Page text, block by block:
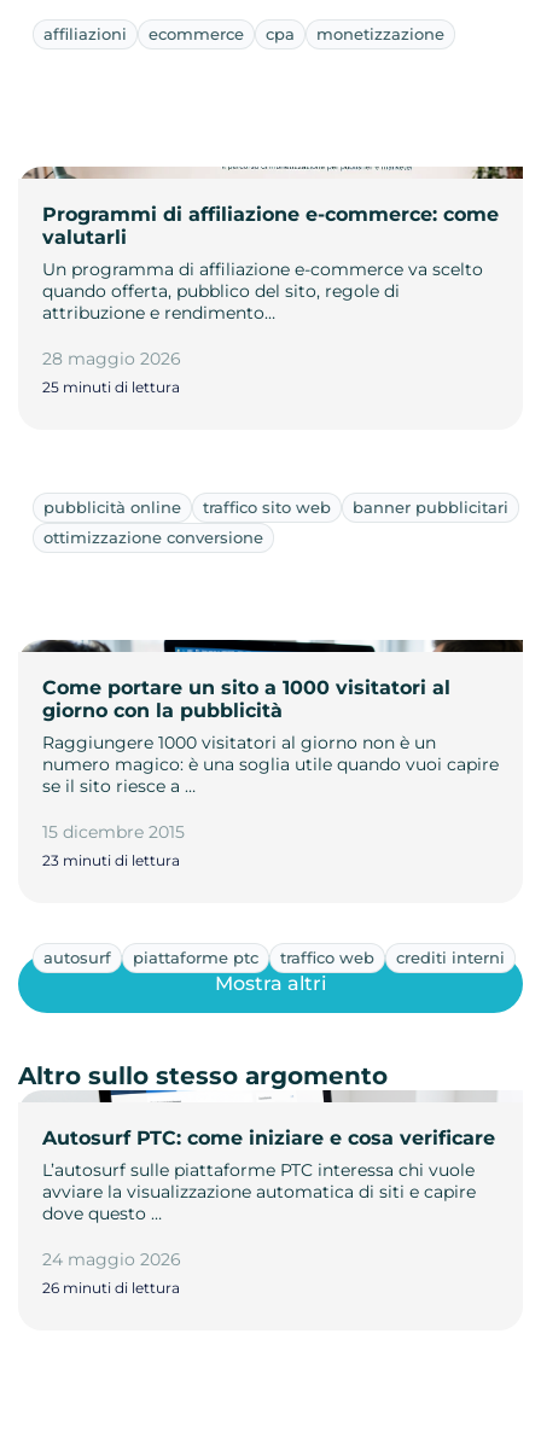
affiliazioni ecommerce cpa monetizzazione
Programmi di affiliazione e-commerce: come
valutarli
Un programma di affiliazione e-commerce va scelto
quando offerta, pubblico del sito, regole di
attribuzione e rendimento…
28 maggio 2026
25 minuti di lettura
pubblicità online traffico sito web
banner pubblicitari
ottimizzazione conversione
Come portare un sito a 1000 visitatori al
giorno con la pubblicità
Raggiungere 1000 visitatori al giorno non è un
numero magico: è una soglia utile quando vuoi capire
se il sito riesce a …
15 dicembre 2015
23 minuti di lettura
autosurf piattaforme ptc traffico web crediti interni
Autosurf PTC: come iniziare e cosa verificare
L’autosurf sulle piattaforme PTC interessa chi vuole
avviare la visualizzazione automatica di siti e capire
dove questo …
24 maggio 2026
26 minuti di lettura
Mostra altri
Altro sullo stesso argomento